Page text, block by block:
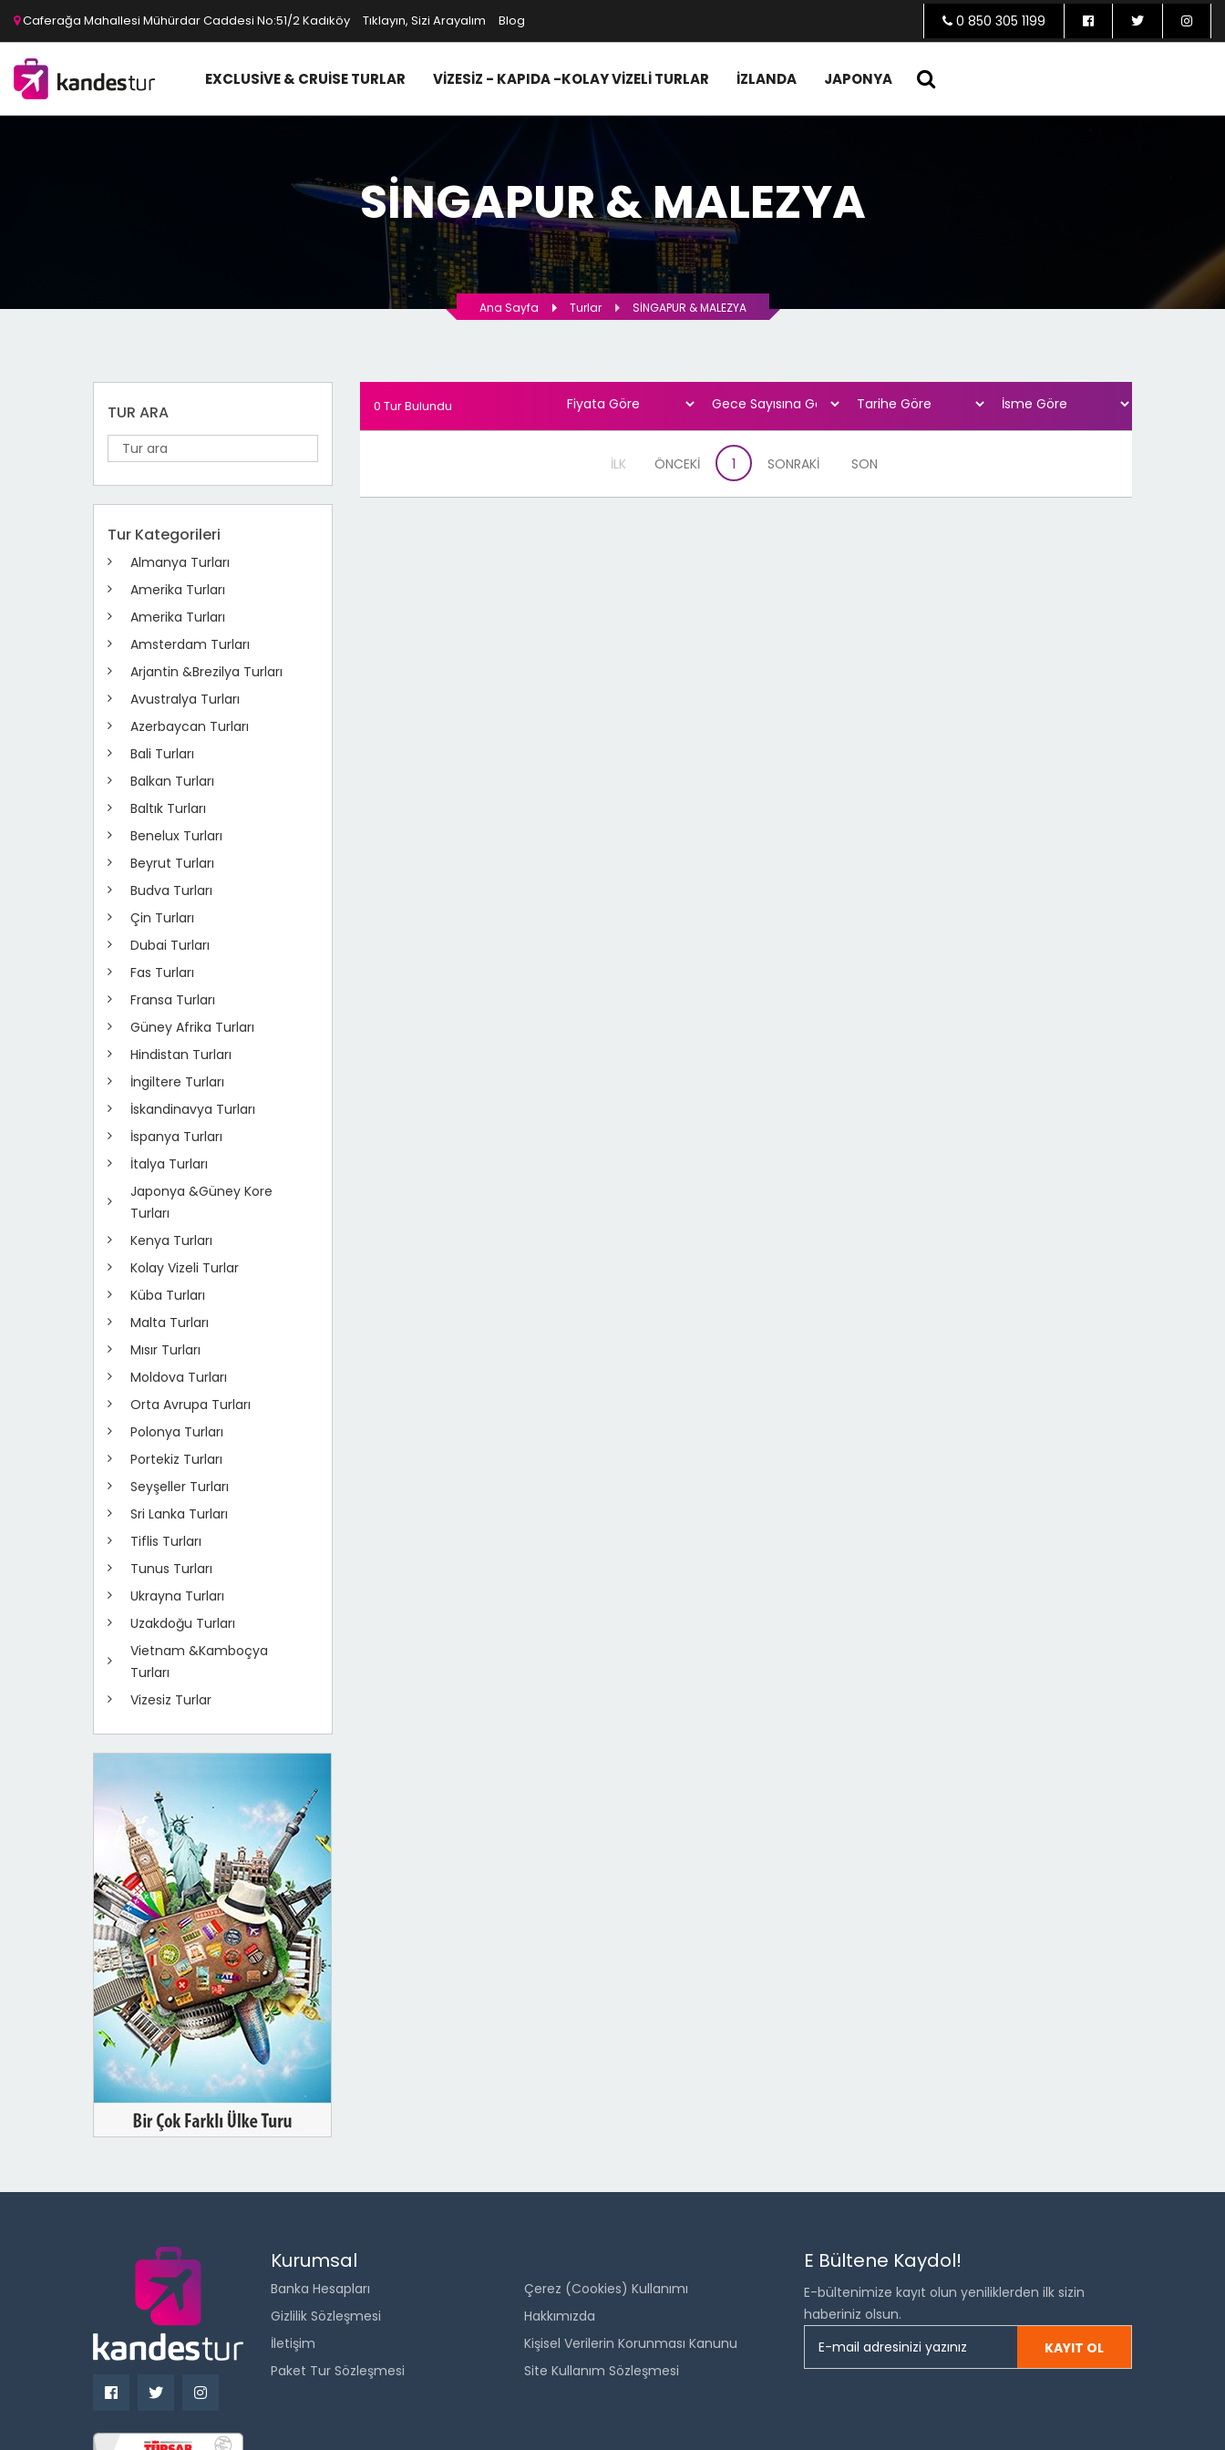
Caferağa Mahallesi Mühürdar Caddesi No:51/2 Kadıköy Tıklayın, Sizi Arayalım Blog 0 850 305 1199
EXCLUSIVE & CRUISE TURLAR VİZESİZ - KAPIDA -KOLAY VİZELİ TURLAR İZLANDA JAPONYA
SİNGAPUR & MALEZYA
Ana Sayfa Turlar SİNGAPUR & MALEZYA
TUR ARA
Tur Kategorileri
Almanya Turları
Amerika Turları
Amerika Turları
Amsterdam Turları
Arjantin &Brezilya Turları
Avustralya Turları
Azerbaycan Turları
Bali Turları
Balkan Turları
Baltık Turları
Benelux Turları
Beyrut Turları
Budva Turları
Çin Turları
Dubai Turları
Fas Turları
Fransa Turları
Güney Afrika Turları
Hindistan Turları
İngiltere Turları
İskandinavya Turları
İspanya Turları
İtalya Turları
Japonya &Güney Kore
Turları
Kenya Turları
Kolay Vizeli Turlar
Küba Turları
Malta Turları
Mısır Turları
Moldova Turları
Orta Avrupa Turları
Polonya Turları
Portekiz Turları
Seyşeller Turları
Sri Lanka Turları
Tiflis Turları
Tunus Turları
Ukrayna Turları
Uzakdoğu Turları
Vietnam &Kamboçya
Turları
Vizesiz Turlar
0 Tur Bulundu
İLK ÖNCEKİ 1 SONRAKİ SON
Kurumsal
Banka Hesapları
Çerez (Cookies) Kullanımı
Gizlilik Sözleşmesi
Hakkımızda
İletişim
Kişisel Verilerin Korunması Kanunu
Paket Tur Sözleşmesi
Site Kullanım Sözleşmesi
E Bültene Kaydol!
E-bültenimize kayıt olun yeniliklerden ilk sizin
haberiniz olsun.
KAYIT OL